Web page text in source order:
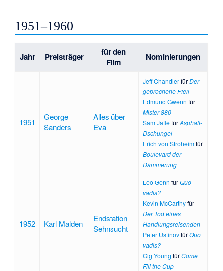
1951–1960
Jahr Preisträger
für den
Film
Nominierungen
1951
George
Sanders
Alles über
Eva
Jeff ChandlerfürDer
gebrochene Pfeil
Edmund Gwenn für
Mister 880
Sam JaffefürAsphalt-
Dschungel
Erich von Stroheimfür
Boulevard der
Dämmerung
1952 Karl Malden
Endstation
Sehnsucht
Leo Genn fürQuo
vadis?
Kevin McCarthyfür
Der Tod eines
Handlungsreisenden
Peter UstinovfürQuo
vadis?
Gig Young fürCome
Fill the Cup